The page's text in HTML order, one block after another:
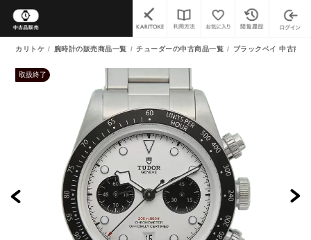
カリトケ 腕時計の販売商品一覧 チューダーの中古商品一覧 ブラックベイ 中古商品
取扱終了